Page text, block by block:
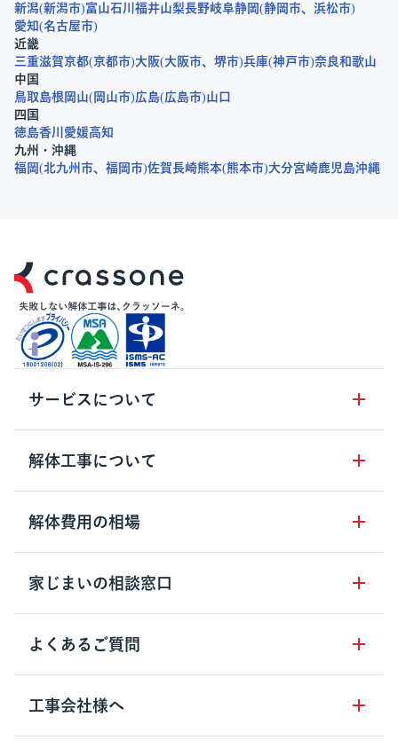
新潟 新潟市 富山石川 福井山梨長野岐阜静岡 静岡市
浜松市
愛知 名古屋市
近畿
三重滋賀京都 京都市 大阪 大阪市 堺市 兵庫 神戸市 奈良和歌山
中国
鳥取 島根 岡山 岡山市 広島 広島市 山口
四国
徳島香川 愛媛高知
九州・沖縄
福岡 北九州市 福岡市 佐賀長崎熊本 熊本市 大分宮崎鹿児島沖縄
サービスについて
サービスの流れ
サービスのメリット
クラッソーネの自治体連携
お客さまの声
空き家の処分を検討のお客様へ
解体工事について
解体工事の基礎知識
解体工事に関わる法律
用語集
解体費用の相場
木造住宅の相場
鉄骨造住宅の相場
RC造住宅の相場
家じまいの相談窓口
家じまいの相談窓口
よくあるご質問
クラッソーネの利用方法
工事の進め方
工事会社様へ